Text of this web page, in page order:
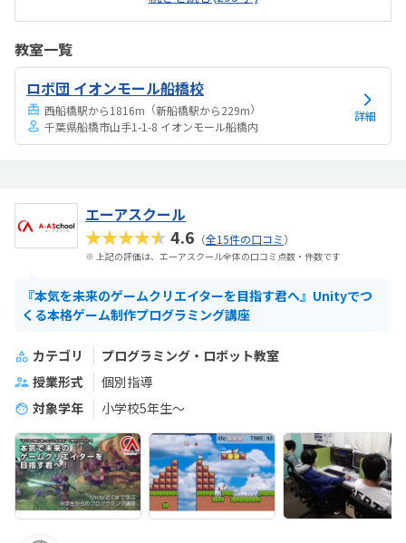
ならない教材などが、今のところ別途に必要なわけではないので、料
金は妥当かと思います。やる気がある、本人がやりたくて来ている子
今のところありません。
教室一覧
ロボ団 イオンモール船橋校
西船橋駅から1816m （新船橋駅から229m）
千葉県船橋市山手1-1-8 イオンモール船橋内
詳細
エーアスクール
★★★★★4.6 （全15件の口コミ）
※ 上記の評価は、エーアスクール全体の口コミ点数・件数です
『本気を未来のゲームクリエイターを目指す君へ』Unityでつ
くる本格ゲーム制作プログラミング講座
カテゴリ
プログラミング・ロボット教室
授業形式
個別指導
対象学年
小学校5年生～